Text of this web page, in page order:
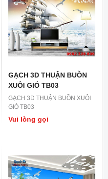
GẠCH 3D THUẬN BUỒN
XUÔI GIÓ TB03
GẠCH 3D THUẬN BUỒN XUÔI
GIÓ TB03
Vui lòng gọi